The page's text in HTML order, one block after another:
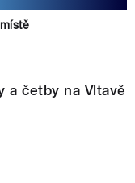
a četby na Vltavě